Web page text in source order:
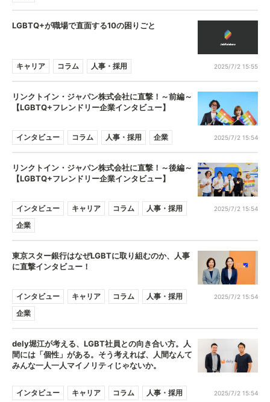
LGBTQ+が職場で直面する10の困りごと
キャリア コラム 人事・採用 2025/7/2 15:55
リンクトイン・ジャパン株式会社に直撃！～前編～
【LGBTQ+フレンドリー企業インタビュー】
インタビュー コラム 人事・採用 企業 2025/7/2 15:54
リンクトイン・ジャパン株式会社に直撃！～後編～
【LGBTQ+フレンドリー企業インタビュー】
インタビュー キャリア コラム
人事・採用
企業
2025/7/2 15:54
東京スター銀行はなぜLGBTに取り組むのか、人事
に直撃インタビュー！
インタビュー キャリア コラム
人事・採用
企業
2025/7/2 15:54
dely堀江が考える、LGBT社員との向き合い方。人
間には「個性」がある。そう考えれば、人間なんて
みんな一人一人マイノリティじゃないか。
インタビュー キャリア コラム
人事・採用
2025/7/2 15:54